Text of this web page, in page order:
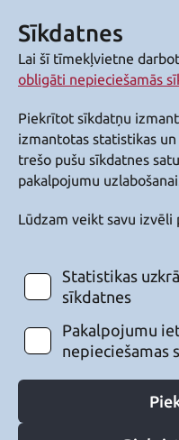
Sīkdatnes
Lai šī tīmekļvietne
obligāti nepieciešamās
Piekrītot sīkdatņu
izmantotas statistikas
trešo pušu sīkdatnes
pakalpojumu
Lūdzam veikt savu izvēli
Statistikas
sīkdatnes
Pakalpojumu
nepieciešamas